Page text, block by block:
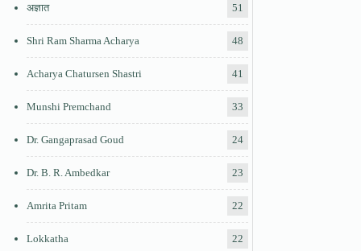
अज्ञात 51
Shri Ram Sharma Acharya 48
Acharya Chatursen Shastri 41
Munshi Premchand 33
Dr. Gangaprasad Goud 24
Dr. B. R. Ambedkar 23
Amrita Pritam 22
Lokkatha 22